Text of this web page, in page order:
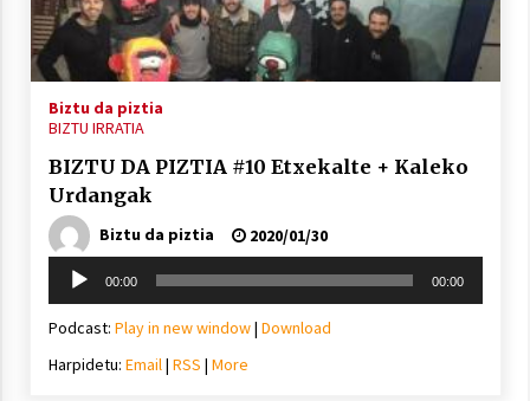
Biztu da piztia
BIZTU IRRATIA
BIZTU DA PIZTIA #10 Etxekalte + Kaleko
Urdangak
Biztu da piztia
2020/01/30
Soinu
erreproduzigailua
00:00 00:00
Podcast: Play in new window| Download
Harpidetu: Email| RSS | More